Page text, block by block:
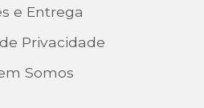
e Entrega
Privacidade
Somos